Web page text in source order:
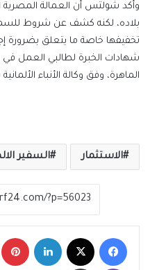
وأكد شولتس أن العمالة المصرية
بلاده، لكنه كشف عن شروط
تخفيفها خاصة ما يتعلق بضرورة
شهادات الخبرة لطالبي العمل في
الماهرة، وفق وكالة الأنباء
الاستثمار السفير
فيسبوك لينكدإن
ڤايبر مشاركة عبر البريد